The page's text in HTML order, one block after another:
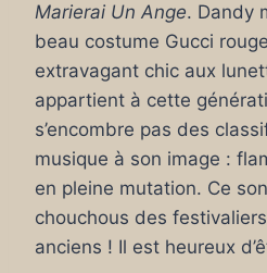
Marierai Un Ange. Dandy
beau costume Gucci
extravagant chic aux
appartient à cette
s’encombre pas des
musique à son image :
en pleine mutation. Ce
chouchous des
anciens ! Il est heureux